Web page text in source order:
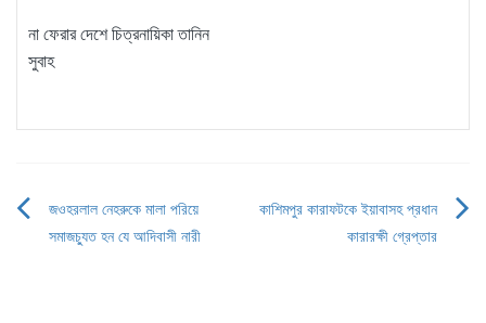
না ফেরার দেশে চিত্রনায়িকা তানিন
সুবাহ
Post
জওহরলাল নেহরুকে মালা পরিয়ে
সমাজচ্যুত হন যে আদিবাসী নারী
কাশিমপুর কারাফটকে ইয়াবাসহ প্রধান
কারারক্ষী গ্রেপ্তার